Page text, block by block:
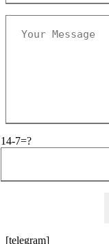
14-7=?
[telegram]